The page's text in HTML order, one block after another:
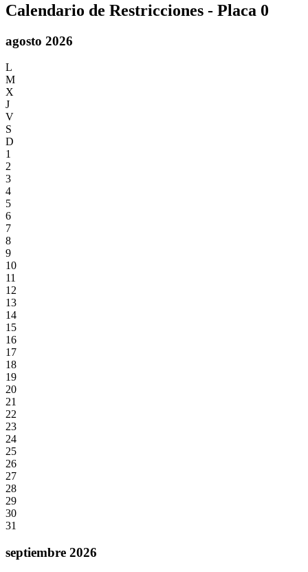
Calendario de Restricciones - Placa 0
agosto 2026
L
M
X
J
V
S
D
1
2
3
4
5
6
7
8
9
10
11
12
13
14
15
16
17
18
19
20
21
22
23
24
25
26
27
28
29
30
31
septiembre 2026